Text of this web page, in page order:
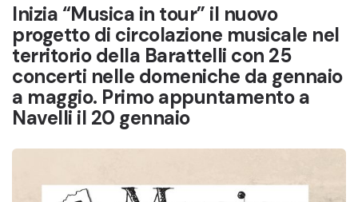
Inizia “Musica in tour” il nuovo
progetto di circolazione musicale nel
territorio della Barattelli con 25
concerti nelle domeniche da gennaio
a maggio. Primo appuntamento a
Navelli il 20 gennaio